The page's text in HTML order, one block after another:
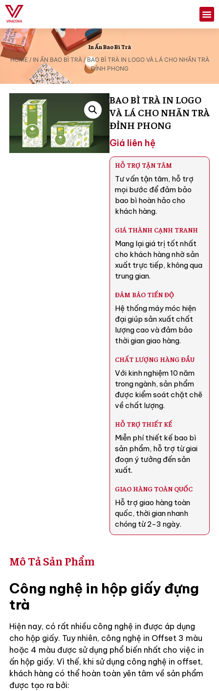
In Ấn Bao Bì Trà
HOME/ IN ẤN BAO BÌ TRÀ/ BAO BÌ TRÀ IN LOGO VÀ LÁ CHO NHÃN TRÀ
ĐỈNH PHONG
BAO BÌ TRÀ IN LOGO
VÀ LÁ CHO NHÃN TRÀ
ĐỈNH PHONG
Giá liên hệ
HỖ TRỢ TẬN TÂM
Tư vấn tận tâm, hỗ trợ
mọi bước để đảm bảo
bao bì hoàn hảo cho
khách hàng.
GIÁ THÀNH CẠNH TRANH
Mang lại giá trị tốt nhất
cho khách hàng nhờ sản
xuất trực tiếp, không qua
trung gian.
ĐẢM BẢO TIẾN ĐỘ
Hệ thống máy móc hiện
đại giúp sản xuất chất
lượng cao và đảm bảo
thời gian giao hàng.
CHẤT LƯỢNG HÀNG ĐẦU
Với kinh nghiệm 10 năm
trong ngành, sản phẩm
được kiểm soát chặt chẽ
về chất lượng.
HỖ TRỢ THIẾT KẾ
Miễn phí thiết kế bao bì
sản phẩm, hỗ trợ từ giai
đoạn ý tưởng đến sản
xuất.
GIAO HÀNG TOÀN QUỐC
Hỗ trợ giao hàng toàn
quốc, thời gian nhanh
chóng từ 2-3 ngày.
Mô Tả Sản Phẩm
Công nghệ in hộp giấy đựng
trà
Hiện nay, có rất nhiều công nghệ in được áp dụng
cho hộp giấy. Tuy nhiên, công nghệ in Offset 3 màu
hoặc 4 màu được sử dụng phổ biến nhất cho việc in
ấn hộp giấy. Vì thế, khi sử dụng công nghệ in offset,
khách hàng có thể hoàn toàn yên tâm về sản phẩm
được tạo ra bởi: